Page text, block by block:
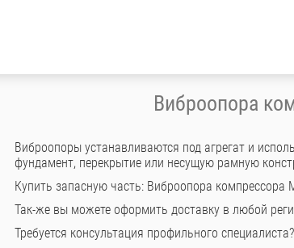
Виброопора
Виброопоры устанавливаются под агрегат и
фундамент, перекрытие или несущую рамную
Купить запасную часть: Виброопора компрессора
Так-же вы можете оформить доставку в любой
Требуется консультация профильного